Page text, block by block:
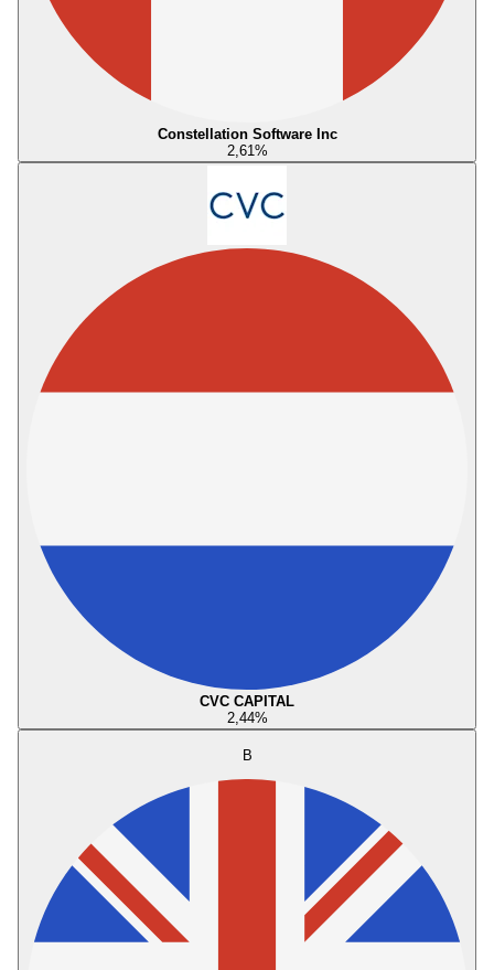
Constellation Software Inc
2,61 %
CVC CAPITAL
2,44%
B